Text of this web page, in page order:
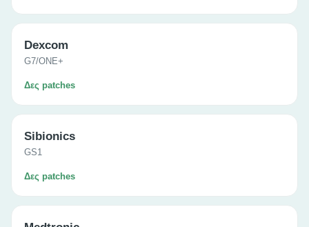
Dexcom
G7/ONE+
Δες patches
Sibionics
GS1
Δες patches